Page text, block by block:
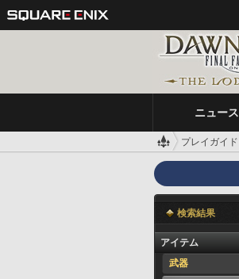
ニュース
プレイガイド
検索結果
アイテム
武器